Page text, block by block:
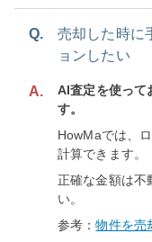
Q.
売却した時に
ョンしたい
A.
AI査定を使って
す。
HowMaでは、
計算できます。
正確な金額は不
い。
参考：物件を売